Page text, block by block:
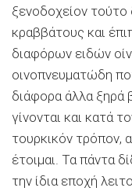
ξενοδοχείον τούτο
κραββάτους και
διαφόρων ειδών
οινοπνευματώδη
διάφορα άλλα ξηρά
γίνονται και κατά
τουρκικόν τρόπον,
έτοιμαι. Τα πάντα
την ίδια εποχή